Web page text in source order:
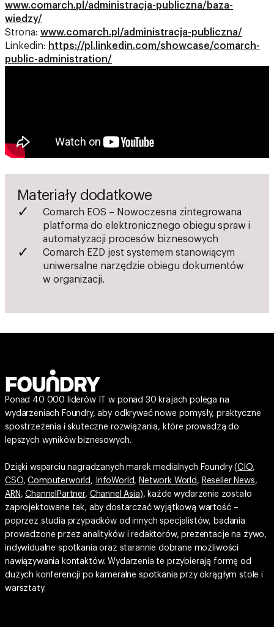
www.comarch.pl/administracja-publiczna/baza-
wiedzy/
Strona: www.comarch.pl/administracja-publiczna/
Linkedin: https://pl.linkedin.com/showcase/comarch-
public-administration/
Materiały dodatkowe
Comarch EOS – Nowoczesna zintegrowana
platforma do elektronicznego obiegu spraw i
automatyzacji procesów biznesowych
Comarch EZD jest systemem stanowiącym
uniwersalne narzędzie obiegu dokumentów
w organizacji.
Ponad 40 000 liderów IT w ponad 30 krajach polega na
wydarzeniach Foundry, aby odkrywać nowe pomysły, praktyczne
spostrzeżenia i skuteczne rozwiązania, które prowadzą do
lepszych wyników biznesowych.
Dzięki wsparciu nagradzanych marek medialnych Foundry (CIO,
CSO,Computerworld , InfoWorld, Network World , Reseller News,
ARN ,ChannelPartner, Channel Asia), każde wydarzenie zostało
zaprojektowane tak, aby dostarczać wyjątkową wartość –
poprzez studia przypadków od innych specjalistów, badania
prowadzone przez analityków i redaktorów, prezentacje na żywo,
indywidualne spotkania oraz starannie dobrane możliwości
nawiązywania kontaktów. Wydarzenia te przybierają formę od
dużych konferencji po kameralne spotkania przy okrągłym stole i
warsztaty.